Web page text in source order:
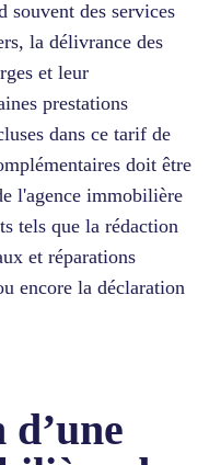
souvent des services
la délivrance des
et leur
prestations
dans ce tarif de
doit être
l'agence immobilière
tels que la rédaction
et réparations
encore la déclaration